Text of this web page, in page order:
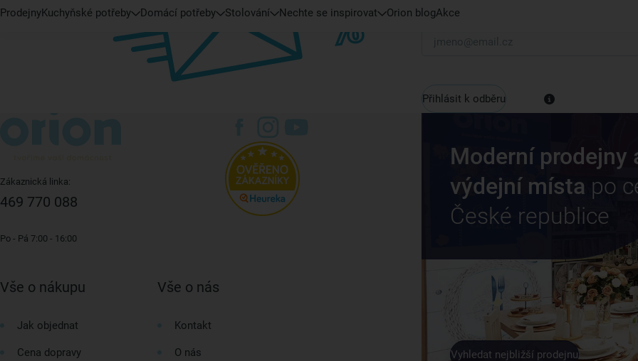
ProdejnyKuchyňské potřeby Domácí potřeby Stolování Nechte se inspirovat Orion blogAkce
Váš e-mail
Přihlásit k odběru
Moderní prodejny
výdejní místa po
České republice
Vyhledat nejbližší prodejnu
Zákaznická linka:
469 770 088
Po - Pá 7:00 - 16:00
Vše o nákupu
Jak objednat
Cena dopravy
Vše o nás
Kontakt
O nás